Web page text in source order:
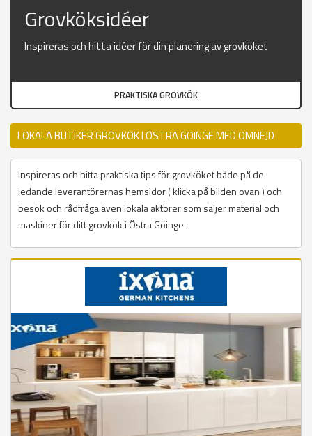
Grovköksidéer
Inspireras och hitta idéer för din planering av grovköket
PRAKTISKA GROVKÖK
LOKALA BUTIKER GROVKÖK I ÖSTRA GÖINGE MED OMNEJD
Inspireras och hitta praktiska tips för grovköket både på de
ledande leverantörernas hemsidor ( klicka på bilden ovan ) och
besök och rådfråga även lokala aktörer som säljer material och
maskiner för ditt grovkök i Östra Göinge .